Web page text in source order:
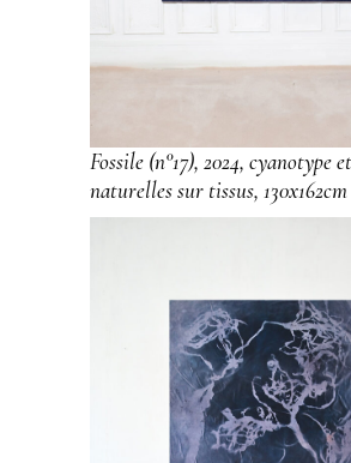
Fossile (n°17), 2024, cyanotype
naturelles sur tissus, 130x162cm